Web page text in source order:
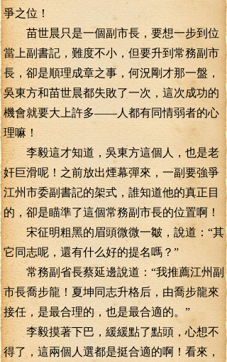
爭之位！
苗世晨只是一個副市長，要想一步到位
當上副書記，難度不小，但要升到常務副市
長，卻是順理成章之事，何況剛才那一盤，
吳東方和苗世晨都失敗了一次，這次成功的
機會就要大上許多——人都有同情弱者的心
理嘛！
李毅這才知道，吳東方這個人，也是老
奸巨滑呢！之前放出煙幕彈來，一副要強爭
江州市委副書記的架式，誰知道他的真正目
的，卻是瞄準了這個常務副市長的位置啊！
宋征明粗黑的眉頭微微一皺，說道：“其
它同志呢，還有什么好的提名嗎？”
常務副省長蔡延邊說道：“我推薦江州副
市長喬步龍！夏坤同志升格后，由喬步龍來
接任，是最合理的，也是最合適的。”
李毅摸著下巴，緩緩點了點頭，心想不
得了，這兩個人選都是挺合適的啊！看來，